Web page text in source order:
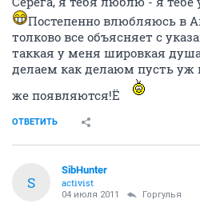
Постепенно влюбляюсь в
толково все объясняет с
таккая у меня шировкая
делаем как делаюм пусть уж
же появляются!Ё
ОТВЕТИТЬ
S
SibHunter
activist
04 июля 2011 Горгулья